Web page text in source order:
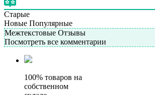
Старые
Новые Популярные
Межтекстовые Отзывы
Посмотреть все комментарии
100% товаров на
собственном